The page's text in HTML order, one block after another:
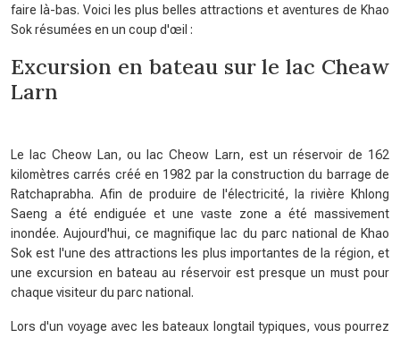
faire là-bas. Voici les plus belles attractions et aventures de Khao
Sok résumées en un coup d'œil :
Excursion en bateau sur le lac Cheaw
Larn
Le lac Cheow Lan, ou lac Cheow Larn, est un réservoir de 162
kilomètres carrés créé en 1982 par la construction du barrage de
Ratchaprabha. Afin de produire de l'électricité, la rivière Khlong
Saeng a été endiguée et une vaste zone a été massivement
inondée. Aujourd'hui, ce magnifique lac du parc national de Khao
Sok est l'une des attractions les plus importantes de la région, et
une excursion en bateau au réservoir est presque un must pour
chaque visiteur du parc national.
Lors d'un voyage avec les bateaux longtail typiques, vous pourrez